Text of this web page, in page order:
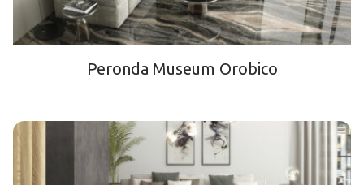
Peronda Museum Orobico